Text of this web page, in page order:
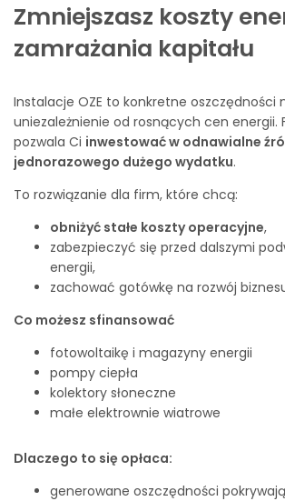
Zmniejszasz koszty
zamrażania kapitału
Instalacje OZE to konkretne oszczędności
uniezależnienie od rosnących cen energii.
pozwala Ci inwestować w odnawialne
jednorazowego dużego wydatku.
To rozwiązanie dla firm, które chcą:
obniżyć stałe koszty operacyjne,
zabezpieczyć się przed dalszymi
energii,
zachować gotówkę na rozwój
Co możesz sfinansować
fotowoltaikę i magazyny energii
pompy ciepła
kolektory słoneczne
małe elektrownie wiatrowe
Dlaczego to się opłaca:
generowane oszczędności